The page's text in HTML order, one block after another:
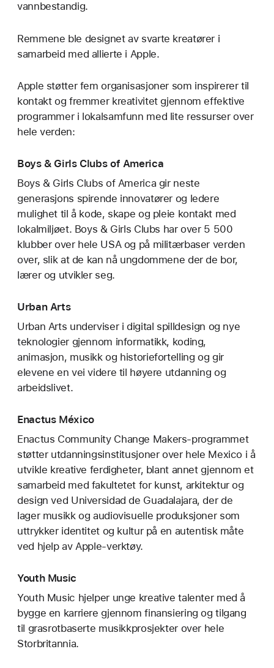
vannbestandig.
Remmene ble designet av svarte kreatører i
samarbeid med allierte i Apple.
Apple støtter fem organisasjoner som inspirerer til
kontakt og fremmer kreativitet gjennom effektive
programmer i lokalsamfunn med lite ressurser over
hele verden:
Boys & Girls Clubs of America
Boys & Girls Clubs of America gir neste
generasjons spirende innovatører og ledere
mulighet til å kode, skape og pleie kontakt med
lokalmiljøet. Boys & Girls Clubs har over 5 500
klubber over hele USA og på militærbaser verden
over, slik at de kan nå ungdommene der de bor,
lærer og utvikler seg.
Urban Arts
Urban Arts underviser i digital spilldesign og nye
teknologier gjennom informatikk, koding,
animasjon, musikk og historiefortelling og gir
elevene en vei videre til høyere utdanning og
arbeidslivet.
Enactus México
Enactus Community Change Makers-programmet
støtter utdanningsinstitusjoner over hele Mexico i å
utvikle kreative ferdigheter, blant annet gjennom et
samarbeid med fakultetet for kunst, arkitektur og
design ved Universidad de Guadalajara, der de
lager musikk og audiovisuelle produksjoner som
uttrykker identitet og kultur på en autentisk måte
ved hjelp av Apple-verktøy.
Youth Music
Youth Music hjelper unge kreative talenter med å
bygge en karriere gjennom finansiering og tilgang
til grasrotbaserte musikkprosjekter over hele
Storbritannia.